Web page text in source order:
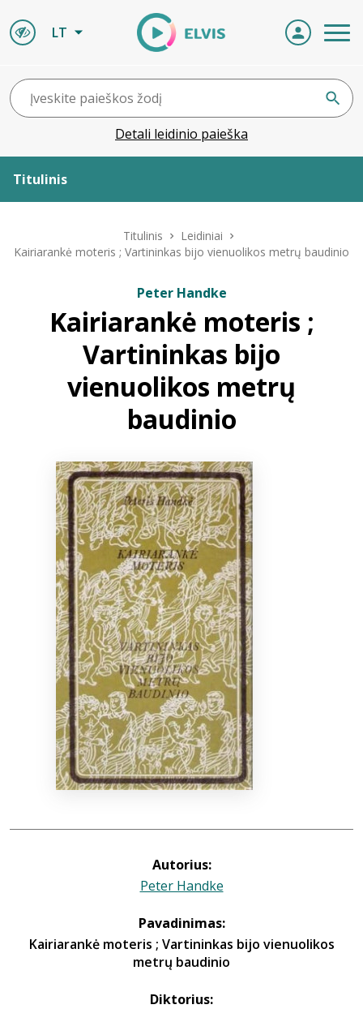
LT
Detali leidinio paieška
Titulinis
ELVIS atvyksta
+370 667 80 541
Titulinis
Leidiniai
Kairiarankė moteris ; Vartininkas bijo vienuolikos metrų baudinio
Peter Handke
Kairiarankė moteris ;
Vartininkas bijo
vienuolikos metrų
baudinio
Autorius:
Peter Handke
Pavadinimas:
Kairiarankė moteris ; Vartininkas bijo vienuolikos
metrų baudinio
Diktorius: